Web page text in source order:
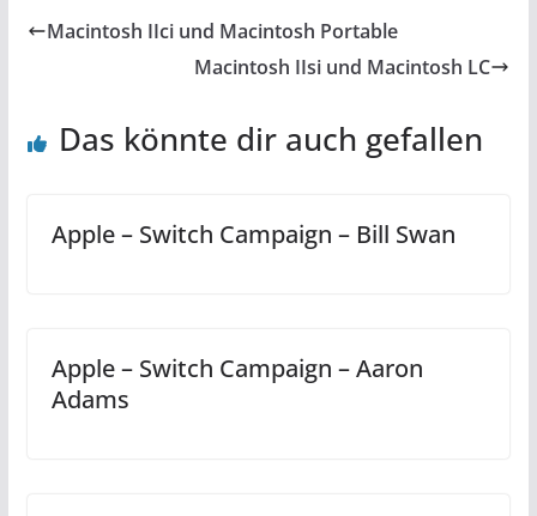
Macintosh IIci und Macintosh Portable
Macintosh IIsi und Macintosh LC
Das könnte dir auch gefallen
Apple – Switch Campaign – Bill Swan
Apple – Switch Campaign – Aaron
Adams